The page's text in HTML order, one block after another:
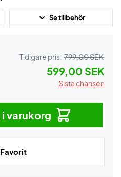
Se tillbehör
Tidigare pris: 799,00 SEK
599,00 SEK
Sista chansen
i varukorg
Favorit